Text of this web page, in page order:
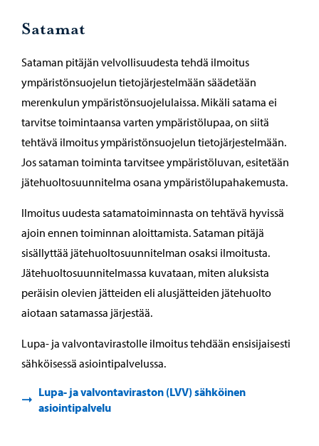
Satamat
Sataman pitäjän velvollisuudesta tehdä ilmoitus
ympäristönsuojelun tietojärjestelmään säädetään
merenkulun ympäristönsuojelulaissa. Mikäli satama ei
tarvitse toimintaansa varten ympäristölupaa, on siitä
tehtävä ilmoitus ympäristönsuojelun tietojärjestelmään.
Jos sataman toiminta tarvitsee ympäristöluvan, esitetään
jätehuoltosuunnitelma osana ympäristölupahakemusta.
Ilmoitus uudesta satamatoiminnasta on tehtävä hyvissä
ajoin ennen toiminnan aloittamista. Sataman pitäjä
sisällyttää jätehuoltosuunnitelman osaksi ilmoitusta.
Jätehuoltosuunnitelmassa kuvataan, miten aluksista
peräisin olevien jätteiden eli alusjätteiden jätehuolto
aiotaan satamassa järjestää.
Lupa- ja valvontavirastolle ilmoitus tehdään ensisijaisesti
sähköisessä asiointipalvelussa.
Lupa- ja valvontaviraston (LVV) sähköinen
asiointipalvelu